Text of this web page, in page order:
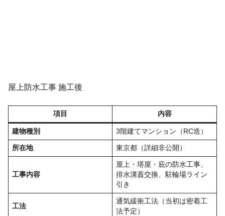
屋上防水工事 施工後
項目 内容
建物種別 3階建てマンション（RC造）
所在地 東京都（詳細非公開）
工事内容
屋上・塔屋・庇の防水工事、
排水溝蓋交換、駐輪場ライン
引き
工法
通気緩衝工法（当初は密着工
法予定）